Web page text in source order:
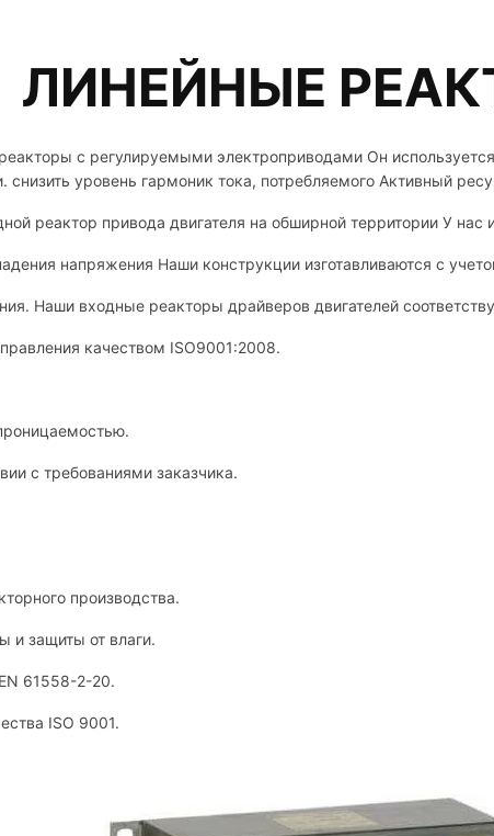
ЛИНЕЙНЫЕ
реакторы с регулируемыми электроприводами Он
уровень гармоник тока, потребляемого Активный
реактор привода двигателя на обширной территории У
напряжения Наши конструкции изготавливаются с
Наши входные реакторы драйверов двигателей
качеством ISO9001:2008.
с требованиями заказчика.
производства.
и защиты от влаги.
61558-2-20.
ISO 9001.